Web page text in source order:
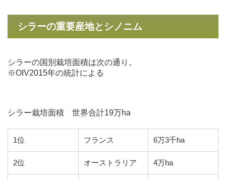
シラーの重要産地とシノニム
シラーの国別栽培面積は次の通り。
※OIV2015年の統計による
シラー栽培面積 世界合計19万ha
1位 フランス 6万3千ha
2位 オーストラリア 4万ha